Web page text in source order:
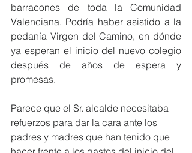
barracones de toda la Comunidad
Valenciana. Podría haber asistido a la
pedanía Virgen del Camino, en dónde
ya esperan el inicio del nuevo colegio
después de años de espera y
promesas.
Parece que el Sr. alcalde necesitaba
refuerzos para dar la cara ante los
padres y madres que han tenido que